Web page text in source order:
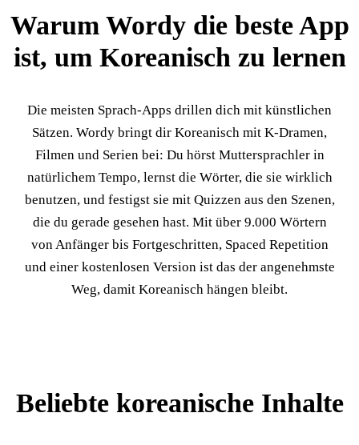
Warum Wordy die beste App
ist, um Koreanisch zu lernen
Die meisten Sprach-Apps drillen dich mit künstlichen
Sätzen. Wordy bringt dir Koreanisch mit K-Dramen,
Filmen und Serien bei: Du hörst Muttersprachler in
natürlichem Tempo, lernst die Wörter, die sie wirklich
benutzen, und festigst sie mit Quizzen aus den Szenen,
die du gerade gesehen hast. Mit über 9.000 Wörtern
von Anfänger bis Fortgeschritten, Spaced Repetition
und einer kostenlosen Version ist das der angenehmste
Weg, damit Koreanisch hängen bleibt.
Beliebte koreanische Inhalte